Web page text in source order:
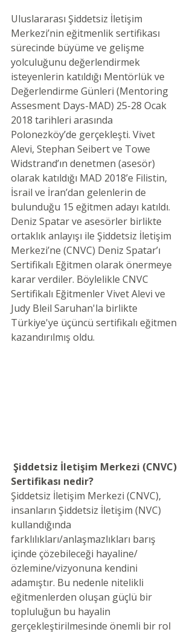
Uluslararası Şiddetsiz İletişim
Merkezi’nin eğitmenlik sertifikası
sürecinde büyüme ve gelişme
yolculuğunu değerlendirmek
isteyenlerin katıldığı Mentörlük ve
Değerlendirme Günleri (Mentoring
Assesment Days-MAD) 25-28 Ocak
2018 tarihleri arasında
Polonezköy’de gerçekleşti. Vivet
Alevi, Stephan Seibert ve Towe
Widstrand’ın denetmen (asesör)
olarak katıldığı MAD 2018’e Filistin,
İsrail ve İran’dan gelenlerin de
bulunduğu 15 eğitmen adayı katıldı.
Deniz Spatar ve asesörler birlikte
ortaklık anlayışı ile Şiddetsiz İletişim
Merkezi’ne (CNVC) Deniz Spatar’ı
Sertifikalı Eğitmen olarak önermeye
karar verdiler. Böylelikle CNVC
Sertifikalı Eğitmenler Vivet Alevi ve
Judy Bleil Saruhan'la birlikte
Türkiye'ye üçüncü sertifikalı eğitmen
kazandırılmış oldu.
Şiddetsiz İletişim Merkezi (CNVC)
Sertifikası nedir?
Şiddetsiz İletişim Merkezi (CNVC),
insanların Şiddetsiz İletişim (NVC)
kullandığında
farklılıkları/anlaşmazlıkları barış
içinde çözebileceği hayaline/
özlemine/vizyonuna kendini
adamıştır. Bu nedenle nitelikli
eğitmenlerden oluşan güçlü bir
topluluğun bu hayalin
gerçekleştirilmesinde önemli bir rol